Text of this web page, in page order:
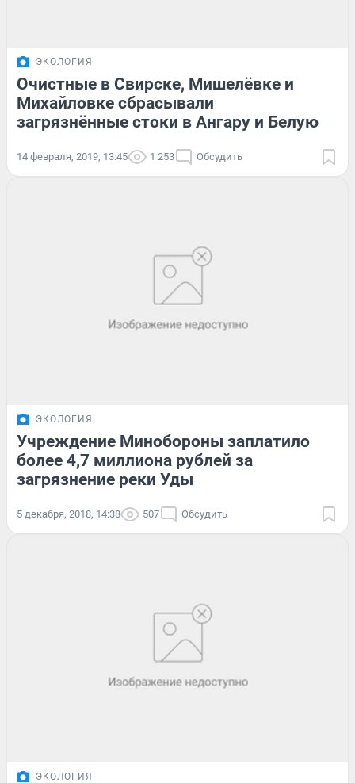
ЭКОЛОГИЯ
Очистные в Свирске, Мишелёвке и
Михайловке сбрасывали
загрязнённые стоки в Ангару и Белую
14 февраля, 2019, 13:45 1 253 Обсудить
ЭКОЛОГИЯ
Учреждение Минобороны заплатило
более 4,7 миллиона рублей за
загрязнение реки Уды
5 декабря, 2018, 14:38 507 Обсудить
ЭКОЛОГИЯ